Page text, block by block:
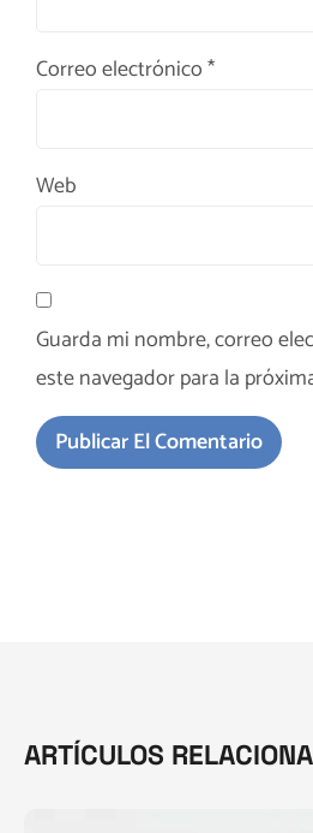
Correo electrónico*
Web
Guarda mi nombre, correo
este navegador para la
ARTÍCULOS